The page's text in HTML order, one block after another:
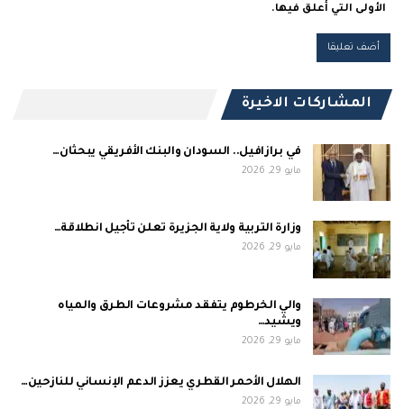
الأولى التي أعلق فيها.
المشاركات الاخيرة
في برازافيل.. السودان والبنك الأفريقي يبحثان…
مايو 29, 2026
وزارة التربية ولاية الجزيرة تعلن تأجيل انطلاقة…
مايو 29, 2026
والي الخرطوم يتفقد مشروعات الطرق والمياه
ويشيد…
مايو 29, 2026
الهلال الأحمر القطري يعزز الدعم الإنساني للنازحين…
مايو 29, 2026